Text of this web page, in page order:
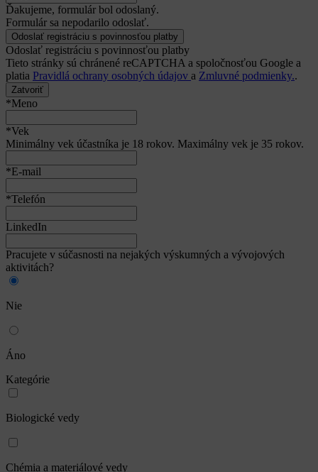
Ďakujeme, formulár bol odoslaný.
Formulár sa nepodarilo odoslať.
Odoslať registráciu s povinnosťou platby
Tieto stránky sú chránené reCAPTCHA a spoločnosťou Google a
platia Pravidlá ochrany osobných údajov a Zmluvné podmienky..
Zatvoriť
*Meno
*Vek
Minimálny vek účastníka je 18 rokov. Maximálny vek je 35 rokov.
*E-mail
*Telefón
LinkedIn
Pracujete v súčasnosti na nejakých výskumných a vývojových
aktivitách?
Nie
Áno
Kategórie
Biologické vedy
Chémia a materiálové vedy